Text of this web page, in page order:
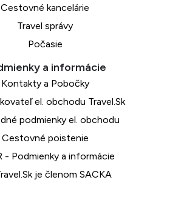
Cestovné kancelárie
Travel správy
Počasie
Kontakty a Pobočky
el. obchodu Travel.Sk
podmienky el. obchodu
Cestovné poistenie
- Podmienky a informácie
je členom SACKA